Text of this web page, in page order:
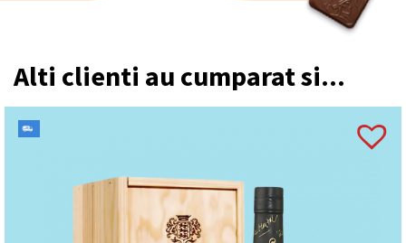
Alti clienti au cumparat si...